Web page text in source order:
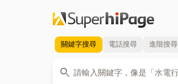
關鍵字搜尋 電話搜尋 進階搜尋
search
關鍵字